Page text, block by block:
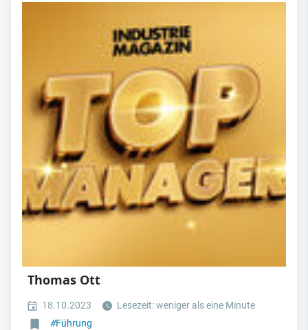
Thomas Ott
18.10.2023
Lesezeit: weniger als eine Minute
#Führung